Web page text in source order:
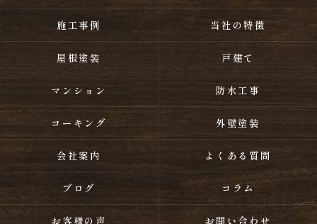
施工事例 当社の特徴
屋根塗装 戸建て
マンション 防水工事
コーキング 外壁塗装
会社案内 よくある質問
ブログ コラム
お客様の声 お問い合わせ